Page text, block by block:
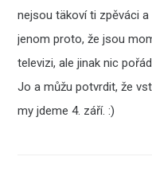
nejsou täkoví ti zpěváci
jenom proto, že jsou
televizi, ale jinak nic
Jo a můžu potvrdit, že
my jdeme 4. září. :)